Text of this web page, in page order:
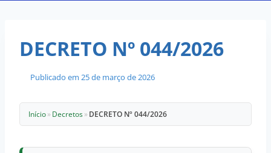
DECRETO Nº 044/2026
Publicado em 25 de março de 2026
Início» Decretos» DECRETO Nº 044/2026